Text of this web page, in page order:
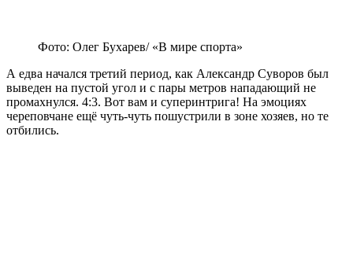
Фото: Олег Бухарев/ «В мире спорта»
А едва начался третий период, как Александр Суворов был
выведен на пустой угол и с пары метров нападающий не
промахнулся. 4:3. Вот вам и суперинтрига! На эмоциях
череповчане ещё чуть-чуть пошустрили в зоне хозяев, но те
отбились.